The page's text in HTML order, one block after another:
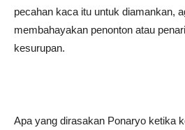
pecahan kaca itu untuk diamankan,
membahayakan penonton atau
kesurupan.
Apa yang dirasakan Ponaryo ketika